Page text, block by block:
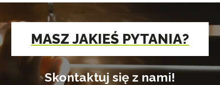
MASZ JAKIEŚ PYTANIA?
Skontaktuj się z nami!